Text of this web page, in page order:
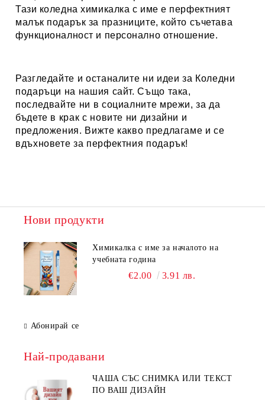
Тази коледна химикалка с име е перфектният
малък подарък за празниците, който съчетава
функционалност и персонално отношение.
Разгледайте и останалите ни идеи за Коледни
подаръци на нашия сайт. Също така,
последвайте ни в социалните мрежи, за да
бъдете в крак с новите ни дизайни и
предложения. Вижте какво предлагаме и се
вдъхновете за перфектния подарък!
Нови продукти
Химикалка с име за началото на
учебната година
€2.00 3.91 лв.
Абонирай се
Най-продавани
ЧАША СЪС СНИМКА ИЛИ ТЕКСТ
ПО ВАШ ДИЗАЙН